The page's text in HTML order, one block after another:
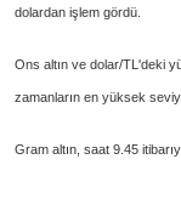
dolardan işlem gördü.
Ons altın ve dolar/TL'deki
zamanların en yüksek
Gram altın, saat 9.45